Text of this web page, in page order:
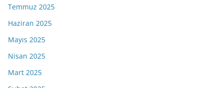
Temmuz 2025
Haziran 2025
Mayıs 2025
Nisan 2025
Mart 2025